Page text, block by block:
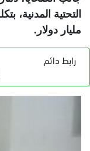
مليار دولار .
رابط دائم